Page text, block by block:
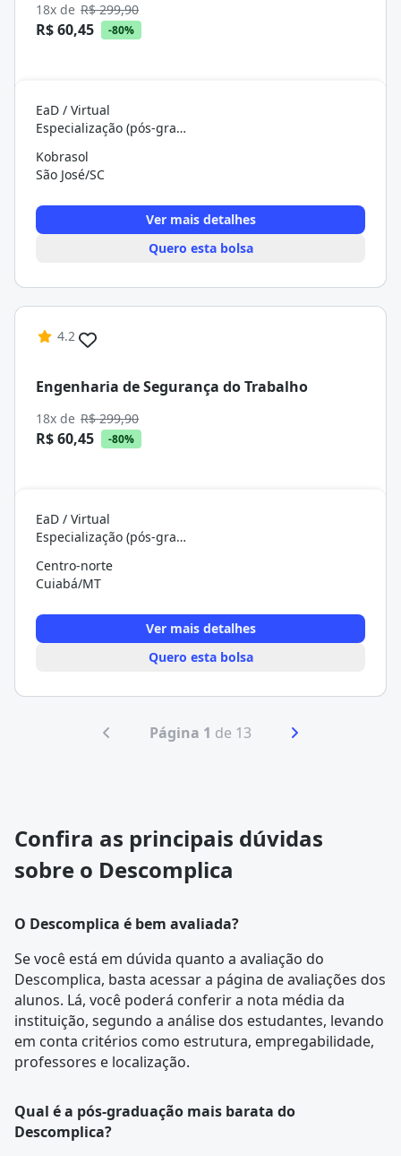
18x de R$ 299,90
R$ 60,45 -80%
EaD / Virtual
Especialização (pós-graduação)
Kobrasol
São José/SC
Ver mais detalhes
Quero esta bolsa
4.2
Engenharia de Segurança do Trabalho
18x de R$ 299,90
R$ 60,45 -80%
EaD / Virtual
Especialização (pós-graduação)
Centro-norte
Cuiabá/MT
Ver mais detalhes
Quero esta bolsa
Página 1 de 13
Confira as principais dúvidas
sobre o Descomplica
O Descomplica é bem avaliada?
Se você está em dúvida quanto a avaliação do
Descomplica, basta acessar a página deavaliações dos
alunos. Lá, você poderá conferir a nota média da
instituição, segundo a análise dos estudantes, levando
em conta critérios como estrutura, empregabilidade,
professores e localização.
Qual é a pós-graduação mais barata do
Descomplica?